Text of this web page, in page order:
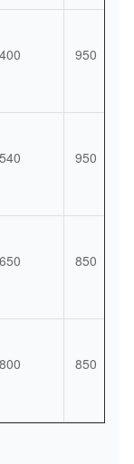
400 950
540 950
650 850
800 850